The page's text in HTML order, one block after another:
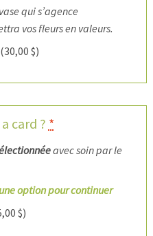
qui s’agence
vos fleurs en valeurs.
30,00 $)
card ? *
avec soin par le
option pour continuer
$)